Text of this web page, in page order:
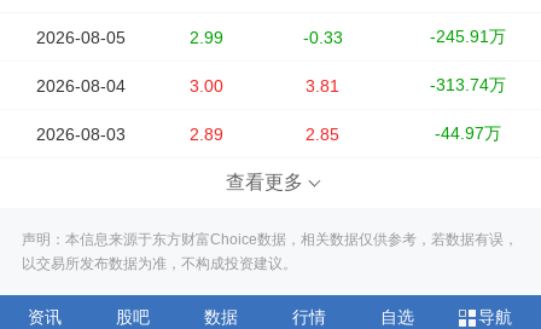
2026-08-05 2.99 -0.33 -245.91万
2026-08-04 3.00 3.81 -313.74万
2026-08-03 2.89 2.85 -44.97万
查看更多
声明：本信息来源于东方财富Choice数据，相关数据仅供参考，若数据有误，
以交易所发布数据为准，不构成投资建议。
资讯 股吧 数据 行情 自选 导航